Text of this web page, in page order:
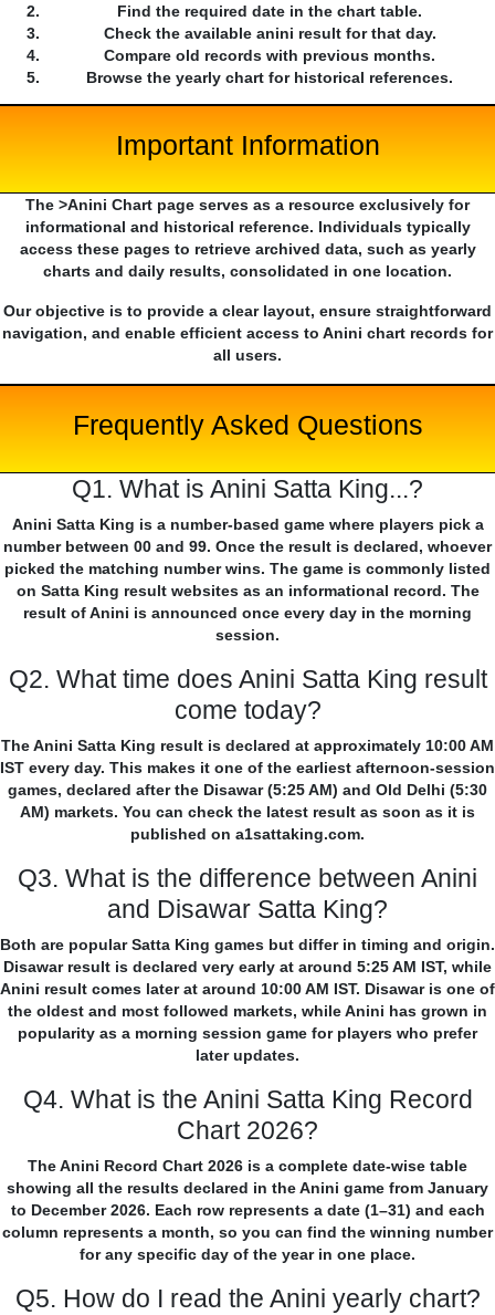
Find the required date in the chart table.
Check the available anini result for that day.
Compare old records with previous months.
Browse the yearly chart for historical references.
Important Information
The >Anini Chart page serves as a resource exclusively for
informational and historical reference. Individuals typically
access these pages to retrieve archived data, such as yearly
charts and daily results, consolidated in one location.
Our objective is to provide a clear layout, ensure straightforward
navigation, and enable efficient access to Anini chart records for
all users.
Frequently Asked Questions
Q1. What is Anini Satta King...?
Anini Satta King is a number-based game where players pick a
number between 00 and 99. Once the result is declared, whoever
picked the matching number wins. The game is commonly listed
on Satta King result websites as an informational record. The
result of Anini is announced once every day in the morning
session.
Q2. What time does Anini Satta King result
come today?
The Anini Satta King result is declared at approximately 10:00 AM
IST every day. This makes it one of the earliest afternoon-session
games, declared after the Disawar (5:25 AM) and Old Delhi (5:30
AM) markets. You can check the latest result as soon as it is
published on a1sattaking.com.
Q3. What is the difference between Anini
and Disawar Satta King?
Both are popular Satta King games but differ in timing and origin.
Disawar result is declared very early at around 5:25 AM IST, while
Anini result comes later at around 10:00 AM IST. Disawar is one of
the oldest and most followed markets, while Anini has grown in
popularity as a morning session game for players who prefer
later updates.
Q4. What is the Anini Satta King Record
Chart 2026?
The Anini Record Chart 2026 is a complete date-wise table
showing all the results declared in the Anini game from January
to December 2026. Each row represents a date (1–31) and each
column represents a month, so you can find the winning number
for any specific day of the year in one place.
Q5. How do I read the Anini yearly chart?